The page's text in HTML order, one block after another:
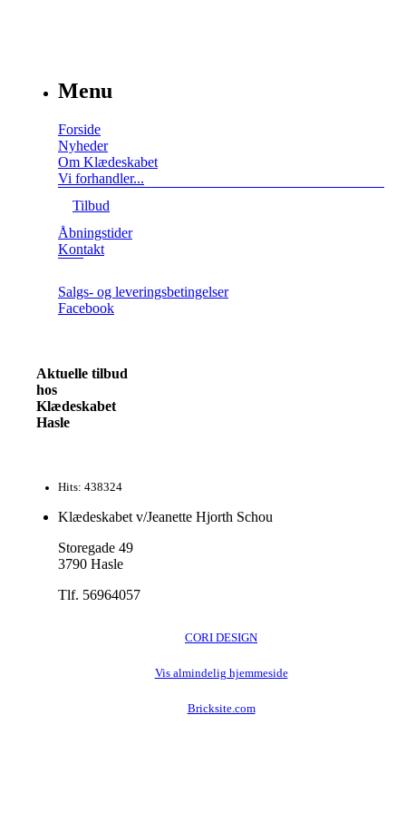
Menu
Forside
Nyheder
Om Klædeskabet
Vi forhandler...
Tilbud
Åbningstider
Kontakt
Salgs- og leveringsbetingelser
Facebook
Aktuelle tilbud
hos
Klædeskabet
Hasle
Hits: 438324
Klædeskabet v/Jeanette Hjorth Schou
Storegade 49
3790 Hasle
Tlf. 56964057
CORI DESIGN
Vis almindelig hjemmeside
Bricksite.com